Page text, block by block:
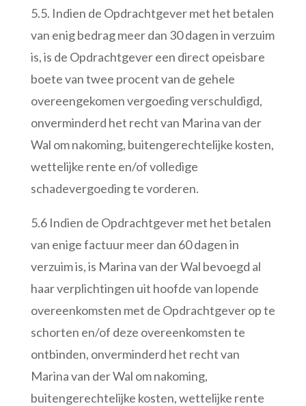
5.5. Indien de Opdrachtgever met het betalen
van enig bedrag meer dan 30 dagen in verzuim
is, is de Opdrachtgever een direct opeisbare
boete van twee procent van de gehele
overeengekomen vergoeding verschuldigd,
onverminderd het recht van Marina van der
Wal om nakoming, buitengerechtelijke kosten,
wettelijke rente en/of volledige
schadevergoeding te vorderen.
5.6 Indien de Opdrachtgever met het betalen
van enige factuur meer dan 60 dagen in
verzuim is, is Marina van der Wal bevoegd al
haar verplichtingen uit hoofde van lopende
overeenkomsten met de Opdrachtgever op te
schorten en/of deze overeenkomsten te
ontbinden, onverminderd het recht van
Marina van der Wal om nakoming,
buitengerechtelijke kosten, wettelijke rente